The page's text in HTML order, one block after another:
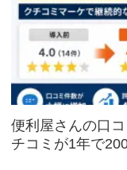
便利屋さんの口
チコミが1年で